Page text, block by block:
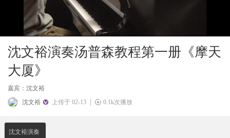
沈文裕演奏汤普森教程第一册《摩天
大厦》
嘉宾：沈文裕
沈文裕
上传于 02-13 0.1k次播放
沈文裕演奏